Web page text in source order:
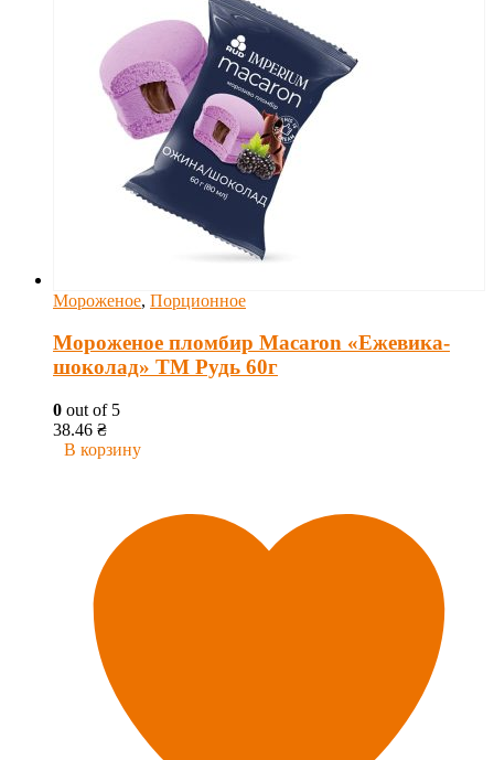
Мороженое, Порционное
Мороженое пломбир Macaron «Ежевика-
шоколад» ТМ Рудь 60г
0 out of 5
38.46 ₴
В корзину